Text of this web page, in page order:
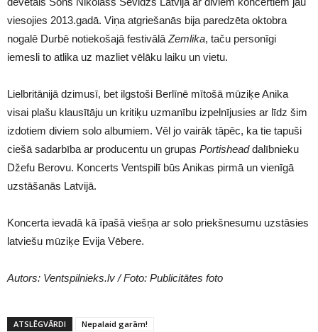
viesojies 2013.gadā. Viņa atgriešanās bija paredzēta oktobra
nogalē Durbē notiekošajā festivālā Zemlika, taču personīgi
iemesli to atlika uz mazliet vēlāku laiku un vietu.
Lielbritānijā dzimusī, bet ilgstoši Berlīnē mītošā mūziķe Anika
visai plašu klausītāju un kritiķu uzmanību izpelnījusies ar līdz šim
izdotiem diviem solo albumiem. Vēl jo vairāk tāpēc, ka tie tapuši
ciešā sadarbība ar producentu un grupas Portisheaddalībnieku
Džefu Berovu. Koncerts Ventspilī būs Anikas pirmā un vienīgā
uzstāšanās Latvijā.
Koncerta ievadā kā īpašā viešņa ar solo priekšnesumu uzstāsies
latviešu mūziķe Evija Vēbere.
Autors: Ventspilnieks.lv / Foto: Publicitātes foto
ATSLĒGVĀRDI Nepalaid garām!